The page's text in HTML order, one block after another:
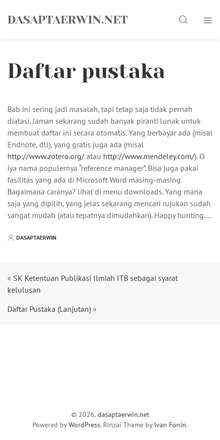
DASAPTAERWIN.NET Search
Daftar pustaka
Bab ini sering jadi masalah, tapi tetap saja tidak pernah
diatasi. Jaman sekarang sudah banyak piranti lunak untuk
membuat daftar ini secara otomatis. Yang berbayar ada (misal
Endnote, dll), yang gratis juga ada (misal
http://www.zotero.org/ atau http://www.mendeley.com/). O
iya nama populernya “reference manager”. Bisa juga pakai
fasilitas yang ada di Microsoft Word masing-masing.
Bagaimana caranya? lihat di menu downloads. Yang mana
saja yang dipilih, yang jelas sekarang mencari rujukan sudah
sangat mudah (atau tepatnya dimudahkan). Happy hunting….
DASAPTAERWIN
« SK Ketentuan Publikasi Ilmiah ITB sebagai syarat
kelulusan
Daftar Pustaka (Lanjutan) »
© 2026, dasaptaerwin.net
Powered byWordPress. Rinzai Theme by Ivan Fonin.